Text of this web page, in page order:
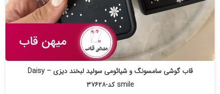
قاب گوشی سامسونگ و شیائومی سولید لبخند دیزی – Daisy
smile کد-۳۷۶۲۸